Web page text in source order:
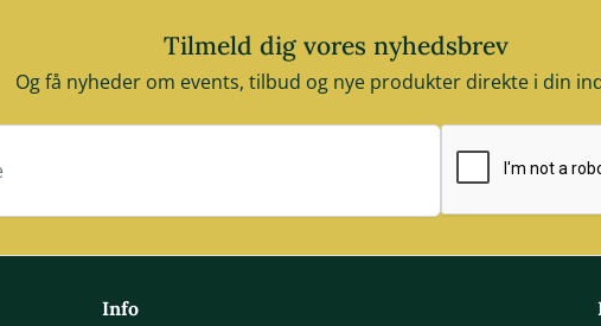
Tilmeld dig vores nyhedsbrev
Og få nyheder om events, tilbud og nye produkter direkte i din
E-mail adresse
Info